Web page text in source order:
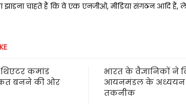
चाहते हैं कि वे एक एनजीओ, मीडिया संगठन आदि
कमांड
बनने की ओर
भारत के वैज्ञानिकों ने
आयनमंडल के अध्ययन
तकनीक